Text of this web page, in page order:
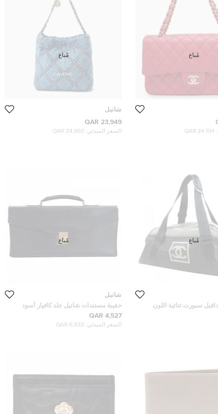
24,194 QAR
مُباع
شانيل
23,949 QAR
السعر المبدئي: 24,860 QAR
مُباع
سبورت ثنائية اللون
مُباع
شانيل
حقيبة مستندات شانيل جلد كافيار أسود
4,527 QAR
السعر المبدئي: 6,933 QAR
مُباع